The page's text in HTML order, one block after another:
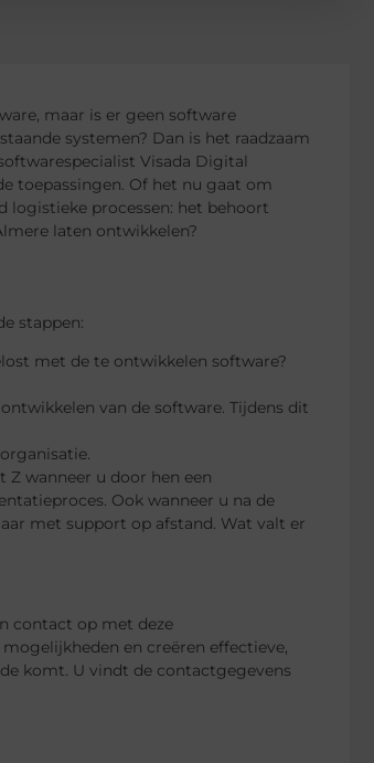
maar is er geen software
systemen? Dan is het raadzaam
Visada Digital
toepassingen. Of het nu gaat om
processen: het behoort
laten ontwikkelen?
stappen:
met de te ontwikkelen software?
van de software. Tijdens dit
wanneer u door hen een
Ook wanneer u na de
met support op afstand. Wat valt er
contact op met deze
en creëren effectieve,
komt. U vindt de contactgegevens